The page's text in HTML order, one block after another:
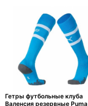
Гетры футбольные клуба
Валенсия резервные Puma